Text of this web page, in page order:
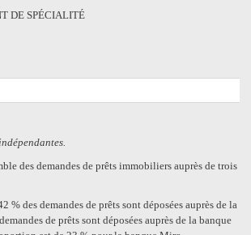
DE SPÉCIALITÉ
des demandes de prêts immobiliers auprès de trois
% des demandes de prêts sont déposées auprès de la
de prêts sont déposées auprès de la banque